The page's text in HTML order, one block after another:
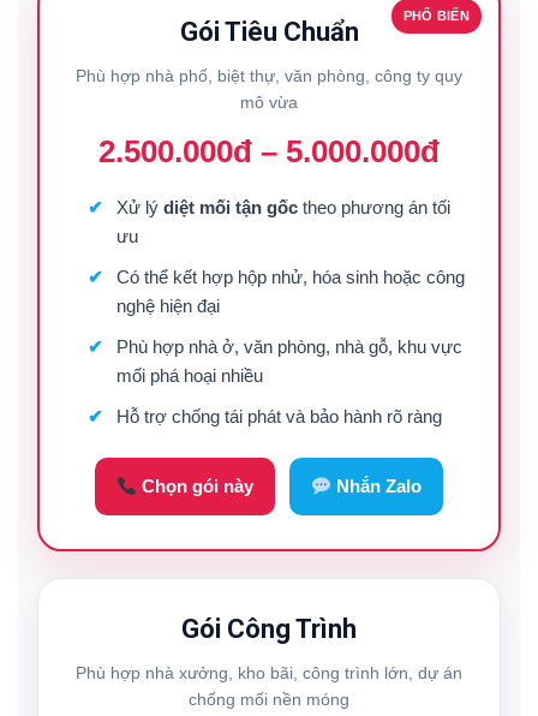
PHỔ BIẾN
Gói Tiêu Chuẩn
Phù hợp nhà phố, biệt thự, văn phòng, công ty quy
mô vừa
2.500.000đ – 5.000.000đ
Xử lý diệt mối tận gốctheo phương án tối
ưu
Có thể kết hợp hộp nhử, hóa sinh hoặc công
nghệ hiện đại
Phù hợp nhà ở, văn phòng, nhà gỗ, khu vực
mối phá hoại nhiều
Hỗ trợ chống tái phát và bảo hành rõ ràng
Chọn gói này Nhắn Zalo
Gói Công Trình
Phù hợp nhà xưởng, kho bãi, công trình lớn, dự án
chống mối nền móng